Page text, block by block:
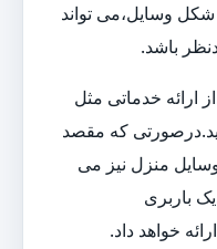
وسایل،می تواند
باشد.
ارائه خدماتی مثل
که مقصد
منزل نیز می
باربری
خواهد داد.